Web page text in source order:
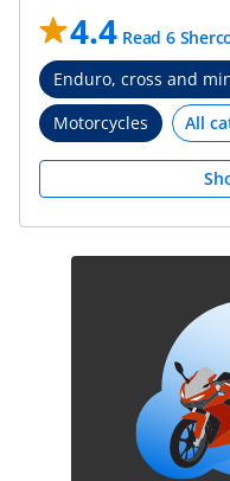
4.4 Read 6
Enduro, cross and
Motorcycles